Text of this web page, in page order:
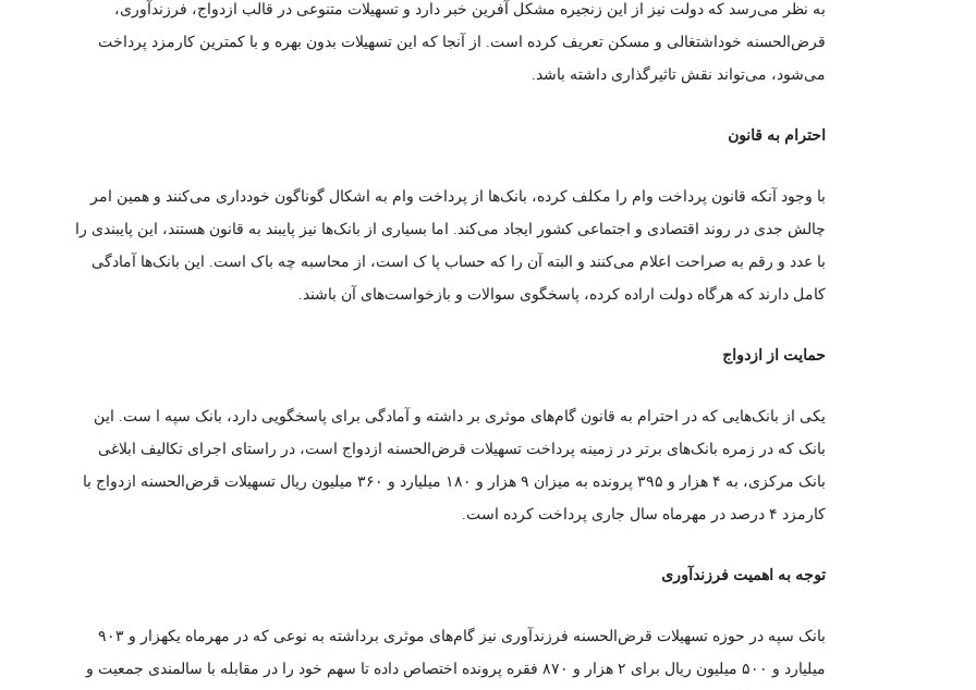
به نظر می‌رسد که دولت نیز از این زنجیره مشکل آفرین خبر دارد و تسهیلات متنوعی در قالب ازدواج، فرزندآوری،
قرض‌الحسنه خوداشتغالی و مسکن تعریف کرده است. از آنجا که این تسهیلات بدون بهره و با کمترین کارمزد پرداخت
می‌شود، می‌تواند نقش تاثیرگذاری داشته باشد.
احترام به قانون
با وجود آنکه قانون پرداخت وام را مکلف کرده، بانک‌ها از پرداخت وام به اشکال گوناگون خودداری می‌کنند و همین امر
چالش جدی در روند اقتصادی و اجتماعی کشور ایجاد می‌کند. اما بسیاری از بانک‌ها نیز پایبند به قانون هستند، این پایبندی را
با عدد و رقم به صراحت اعلام می‌کنند و البته آن را که حساب پا ک است، از محاسبه چه باک است. این بانک‌ها آمادگی
کامل دارند که هرگاه دولت اراده کرده، پاسخگوی سوالات و بازخواست‌های آن باشند.
حمایت از ازدواج
یکی از بانک‌هایی که در احترام به قانون گام‌های موثری بر داشته و آمادگی برای پاسخگویی دارد، بانک سپه ا ست. این
بانک که در زمره بانک‌های برتر در زمینه پرداخت تسهیلات قرض‌الحسنه ازدواج است، در راستای اجرای تکالیف ابلاغی
بانک مرکزی، به ۴ هزار و ۳۹۵ پرونده به میزان ۹ هزار و ۱۸۰ میلیارد و ۳۶۰ میلیون ریال تسهیلات قرض‌الحسنه ازدواج با
کارمزد ۴ درصد در مهرماه سال جاری پرداخت کرده است.
توجه به اهمیت فرزندآوری
بانک سپه در حوزه تسهیلات قرض‌الحسنه فرزندآوری نیز گام‌های موثری برداشته به نوعی که در مهرماه یکهزار و ۹۰۳
میلیارد و ۵۰۰ میلیون ریال برای ۲ هزار و ۸۷۰ فقره پرونده اختصاص داده تا سهم خود را در مقابله با سالمندی جمعیت و